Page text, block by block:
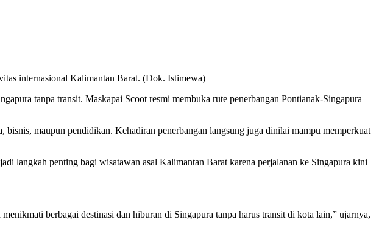
internasional Kalimantan Barat. (Dok. Istimewa)
tanpa transit. Maskapai Scoot resmi membuka rute penerbangan Pontianak-Singapura
maupun pendidikan. Kehadiran penerbangan langsung juga dinilai mampu memperkuat
langkah penting bagi wisatawan asal Kalimantan Barat karena perjalanan ke Singapura kini
berbagai destinasi dan hiburan di Singapura tanpa harus transit di kota lain,” ujarnya,